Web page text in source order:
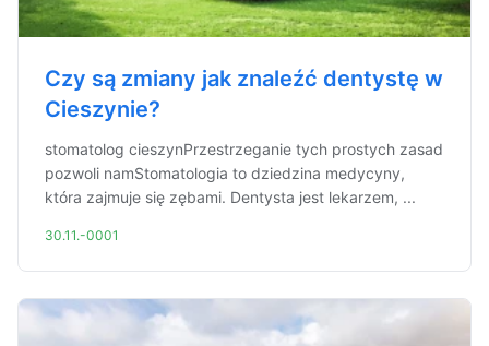
Czy są zmiany jak znaleźć dentystę w
Cieszynie?
stomatolog cieszynPrzestrzeganie tych prostych zasad
pozwoli namStomatologia to dziedzina medycyny,
która zajmuje się zębami. Dentysta jest lekarzem, ...
30.11.-0001